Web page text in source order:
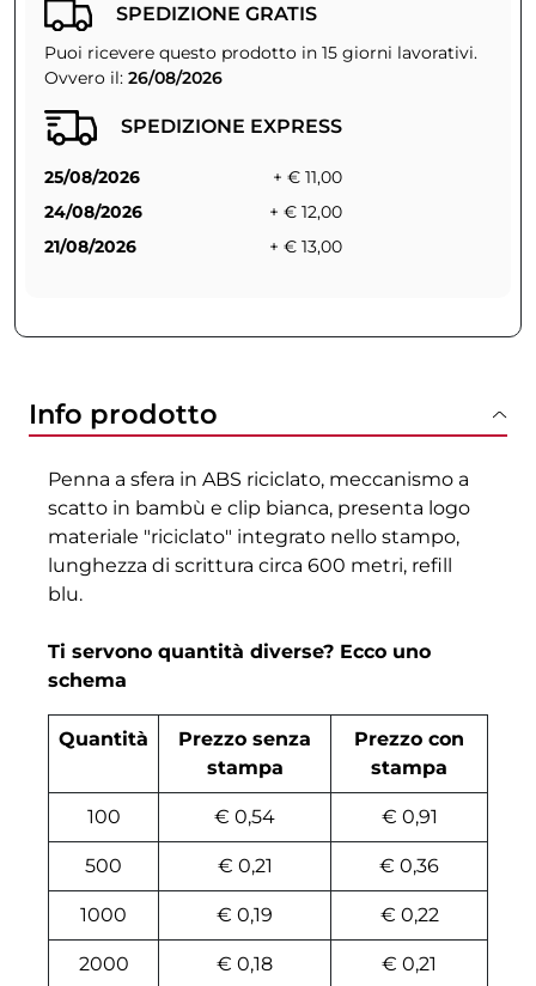
SPEDIZIONE GRATIS
Puoi ricevere questo prodotto in 15 giorni lavorativi.
Ovvero il: 26/08/2026
SPEDIZIONE EXPRESS
25/08/2026
+ € 11,00
24/08/2026
+ € 12,00
21/08/2026
+ € 13,00
Info prodotto
Penna a sfera in ABS riciclato, meccanismo a
scatto in bambù e clip bianca, presenta logo
materiale "riciclato" integrato nello stampo,
lunghezza di scrittura circa 600 metri, refill
blu.
Ti servono quantità diverse? Ecco uno
schema
Quantità
Prezzo senza
stampa
Prezzo con
stampa
100 € 0,54 € 0,91
500 € 0,21 € 0,36
1000 € 0,19 € 0,22
2000 € 0,18 € 0,21